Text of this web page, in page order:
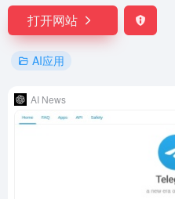
打开网站
AI应用
AI News